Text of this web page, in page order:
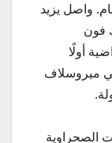
واصل يزيد
فون
أولًا
ميروسلاف
“تي 3” للسيارات الصحراوية